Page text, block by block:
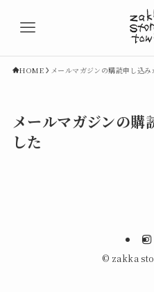
HOME メールマガジンの購読申し込み
メールマガジンの購
した
© zakka